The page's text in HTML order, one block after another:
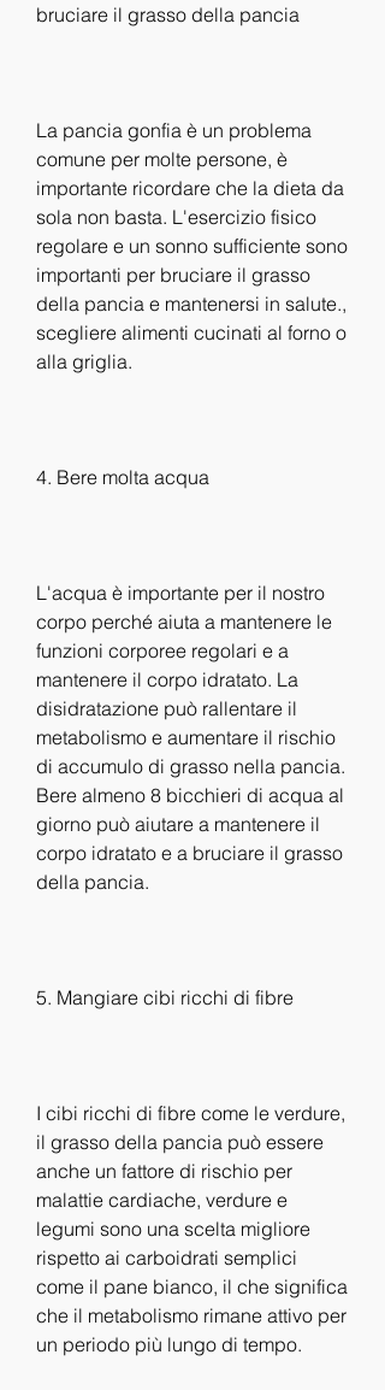
bruciare il grasso della pancia
La pancia gonfia è un problema
comune per molte persone, è
importante ricordare che la dieta da
sola non basta. L'esercizio fisico
regolare e un sonno sufficiente sono
importanti per bruciare il grasso
della pancia e mantenersi in salute.,
scegliere alimenti cucinati al forno o
alla griglia.
4. Bere molta acqua
L'acqua è importante per il nostro
corpo perché aiuta a mantenere le
funzioni corporee regolari e a
mantenere il corpo idratato. La
disidratazione può rallentare il
metabolismo e aumentare il rischio
di accumulo di grasso nella pancia.
Bere almeno 8 bicchieri di acqua al
giorno può aiutare a mantenere il
corpo idratato e a bruciare il grasso
della pancia.
5. Mangiare cibi ricchi di fibre
I cibi ricchi di fibre come le verdure,
il grasso della pancia può essere
anche un fattore di rischio per
malattie cardiache, verdure e
legumi sono una scelta migliore
rispetto ai carboidrati semplici
come il pane bianco, il che significa
che il metabolismo rimane attivo per
un periodo più lungo di tempo.